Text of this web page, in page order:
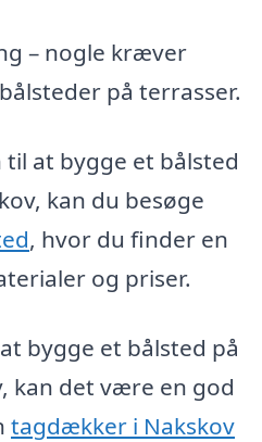
– nogle kræver
på terrasser.
at bygge et bålsted
kan du besøge
, hvor du finder en
og priser.
bygge et bålsted på
kan det være en god
tagdækker i Nakskov